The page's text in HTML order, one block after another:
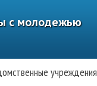
с молодежью
учреждения